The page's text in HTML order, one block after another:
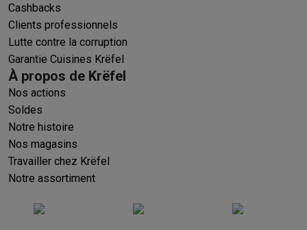
Cashbacks
Clients professionnels
Lutte contre la corruption
Garantie Cuisines Krëfel
À propos de Krëfel
Nos actions
Soldes
Notre histoire
Nos magasins
Travailler chez Krëfel
Notre assortiment